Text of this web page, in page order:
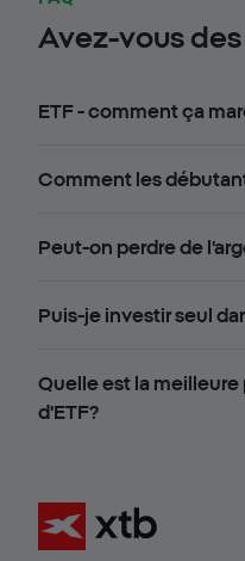
Avez-vous
ETF - comment ça
Comment les
Peut-on perdre de
Puis-je investir seul
Quelle est la
d'ETF?